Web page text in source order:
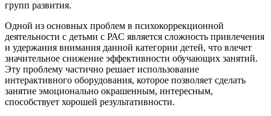
групп развития.
Одной из основных проблем в психокоррекционной
деятельности с детьми с РАС является сложность привлечения
и удержания внимания данной категории детей, что влечет
значительное снижение эффективности обучающих занятий.
Эту проблему частично решает использование
интерактивного оборудования, которое позволяет сделать
занятие эмоционально окрашенным, интересным,
способствует хорошей результативности.